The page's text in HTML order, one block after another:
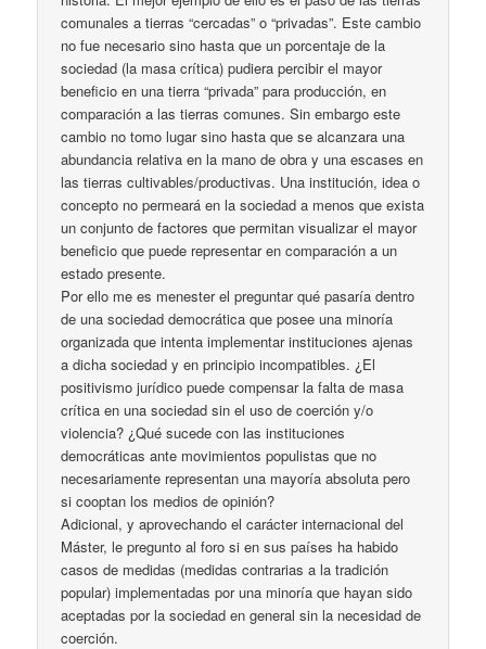
comunales a tierras “cercadas” o “privadas”. Este cambio
no fue necesario sino hasta que un porcentaje de la
sociedad (la masa crítica) pudiera percibir el mayor
beneficio en una tierra “privada” para producción, en
comparación a las tierras comunes. Sin embargo este
cambio no tomo lugar sino hasta que se alcanzara una
abundancia relativa en la mano de obra y una escases en
las tierras cultivables/productivas. Una institución, idea o
concepto no permeará en la sociedad a menos que exista
un conjunto de factores que permitan visualizar el mayor
beneficio que puede representar en comparación a un
estado presente.
Por ello me es menester el preguntar qué pasaría dentro
de una sociedad democrática que posee una minoría
organizada que intenta implementar instituciones ajenas
a dicha sociedad y en principio incompatibles. ¿El
positivismo jurídico puede compensar la falta de masa
crítica en una sociedad sin el uso de coerción y/o
violencia? ¿Qué sucede con las instituciones
democráticas ante movimientos populistas que no
necesariamente representan una mayoría absoluta pero
si cooptan los medios de opinión?
Adicional, y aprovechando el carácter internacional del
Máster, le pregunto al foro si en sus países ha habido
casos de medidas (medidas contrarias a la tradición
popular) implementadas por una minoría que hayan sido
aceptadas por la sociedad en general sin la necesidad de
coerción.